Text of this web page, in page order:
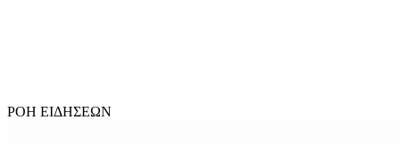
ΡΟΗ ΕΙΔΗΣΕΩΝ